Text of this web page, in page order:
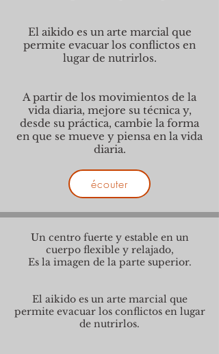
El aikido es un arte marcial que
permite evacuar los conflictos en
lugar de nutrirlos.
A partir de los movimientos de la
vida diaria, mejore su técnica y,
desde su práctica, cambie la forma
en que se mueve y piensa en la vida
diaria.
écouter
Un centro fuerte y estable en un
cuerpo flexible y relajado,
Es la imagen de la parte superior.
El aikido es un arte marcial que
permite evacuar los conflictos en lugar
de nutrirlos.